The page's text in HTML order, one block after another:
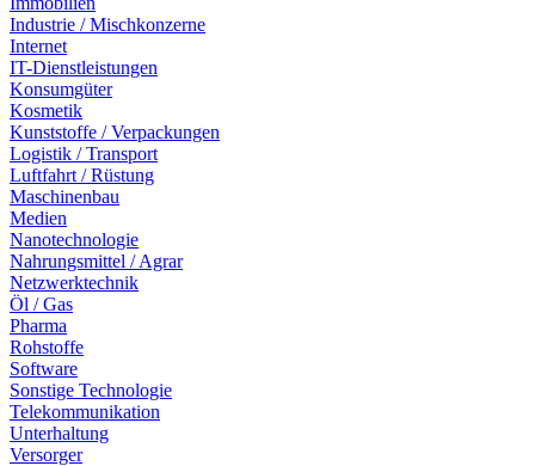
Industrie / Mischkonzerne
Internet
IT-Dienstleistungen
Konsumgüter
Kosmetik
Kunststoffe / Verpackungen
Logistik / Transport
Luftfahrt / Rüstung
Maschinenbau
Medien
Nanotechnologie
Nahrungsmittel / Agrar
Netzwerktechnik
Öl / Gas
Pharma
Rohstoffe
Software
Sonstige Technologie
Telekommunikation
Unterhaltung
Versorger